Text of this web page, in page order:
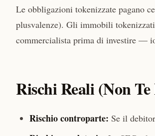
Le obbligazioni tokenizzate pagano
plusvalenze). Gli immobili
commercialista prima di investire —
Rischi Reali (Non
Rischio controparte: Se il